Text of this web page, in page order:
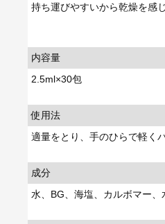
持ち運びやすいから乾燥を感
内容量
2.5ml×30包
使用法
適量をとり、手のひらで軽く
成分
水、BG、海塩、カルボマー